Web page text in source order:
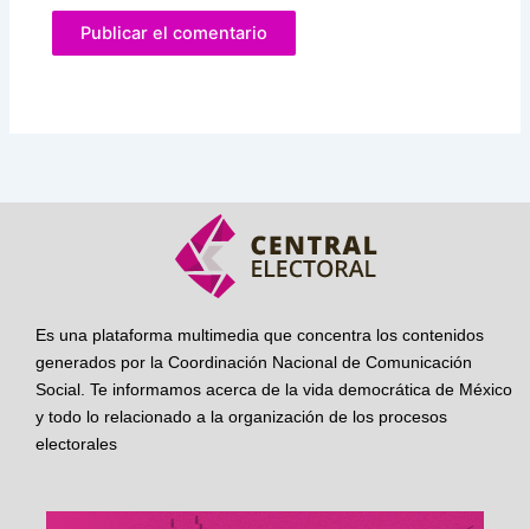
Es una plataforma multimedia que concentra los contenidos
generados por la Coordinación Nacional de Comunicación
Social. Te informamos acerca de la vida democrática de México
y todo lo relacionado a la organización de los procesos
electorales